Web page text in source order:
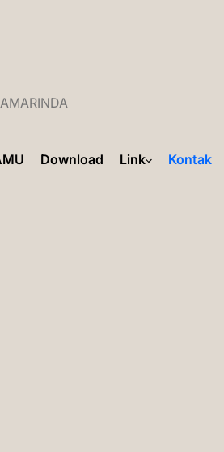
Download Link Kontak